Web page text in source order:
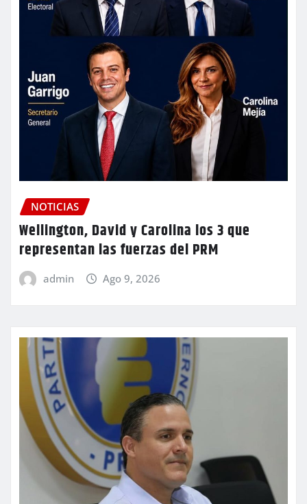
NOTICIAS
Wellington, David y Carolina los 3 que
representan las fuerzas del PRM
admin Ago 9, 2026